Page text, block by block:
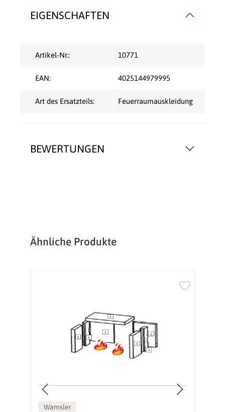
BEWERTUNGEN
EIGENSCHAFTEN
Artikel-Nr.: 10771
EAN: 4025144979995
Art des Ersatzteils: Feuerraumauskleidung
Produktgalerie überspringen
Ähnliche Produkte
Wamsler